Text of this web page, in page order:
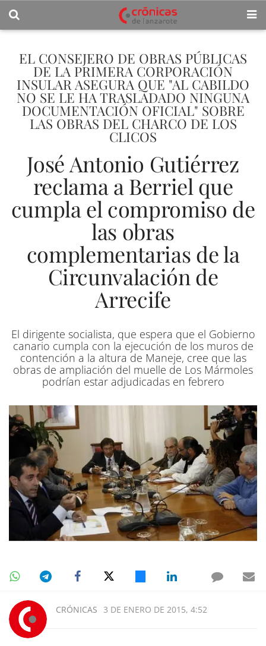
EL CONSEJERO DE OBRAS PÚBLICAS
DE LA PRIMERA CORPORACIÓN
INSULAR ASEGURA QUE "AL CABILDO
NO SE LE HA TRASLADADO NINGUNA
DOCUMENTACIÓN OFICIAL" SOBRE
LAS OBRAS DEL CHARCO DE LOS
CLICOS
José Antonio Gutiérrez
reclama a Berriel que
cumpla el compromiso de
las obras
complementarias de la
Circunvalación de
Arrecife
El dirigente socialista, que espera que el Gobierno
canario cumpla con la ejecución de los muros de
contención a la altura de Maneje, cree que las
obras de ampliación del muelle de Los Mármoles
podrían estar adjudicadas en febrero
CRÓNICAS 3 DE ENERO DE 2015, 4:52